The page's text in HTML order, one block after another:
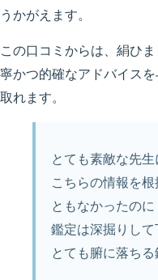
うかがえます。
この口コミからは、絹ひ
寧かつ的確なアドバイス
取れます。
とても素敵な先生
こちらの情報を
ともなかったのに
鑑定は深掘りして
とても腑に落ちる